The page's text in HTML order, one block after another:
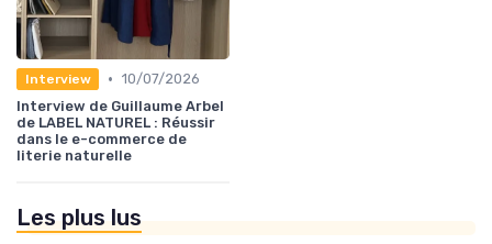
Interview • 10/07/2026
Interview de Guillaume Arbel
de LABEL NATUREL : Réussir
dans le e-commerce de
literie naturelle
Les plus lus